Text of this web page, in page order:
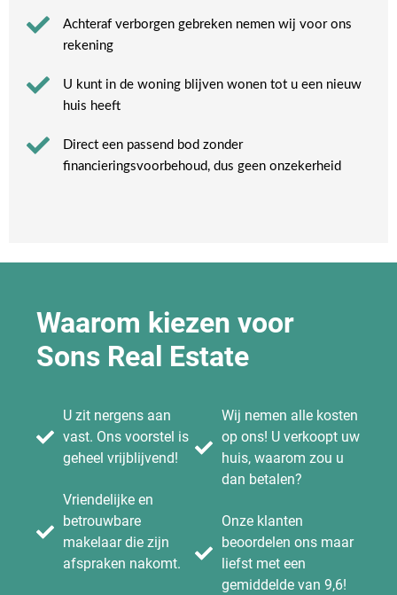
Achteraf verborgen gebreken nemen wij voor ons
rekening​
U kunt in de woning blijven wonen tot u een nieuw
huis heeft​
Direct een passend bod zonder
financieringsvoorbehoud, dus geen onzekerheid​
Waarom kiezen voor
Sons Real Estate
U zit nergens aan
vast. Ons voorstel is
geheel vrijblijvend!
Vriendelijke en
betrouwbare
makelaar die zijn
afspraken nakomt.
Wij nemen alle kosten
op ons! U verkoopt uw
huis, waarom zou u
dan betalen?
Onze klanten
beoordelen ons maar
liefst met een
gemiddelde van 9,6!